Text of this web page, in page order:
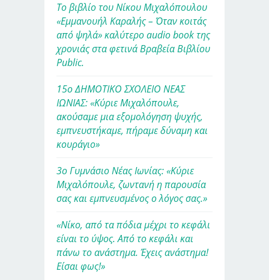
Το βιβλίο του Νίκου Μιχαλόπουλου
«Εμμανουήλ Καραλής – Όταν κοιτάς
από ψηλά» καλύτερο audio book της
χρονιάς στα φετινά Βραβεία Βιβλίου
Public.
15ο ΔΗΜΟΤΙΚΟ ΣΧΟΛΕΙΟ ΝΕΑΣ
ΙΩΝΙΑΣ: «Κύριε Μιχαλόπουλε,
ακούσαμε μια εξομολόγηση ψυχής,
εμπνευστήκαμε, πήραμε δύναμη και
κουράγιο»
3ο Γυμνάσιο Νέας Ιωνίας: «Κύριε
Μιχαλόπουλε, ζωντανή η παρουσία
σας και εμπνευσμένος ο λόγος σας.»
«Νίκο, από τα πόδια μέχρι το κεφάλι
είναι το ύψος. Από το κεφάλι και
πάνω το ανάστημα. Έχεις ανάστημα!
Είσαι φως!»